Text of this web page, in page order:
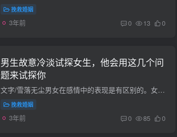
挽救婚姻
3年前 0 13 0
男生故意冷淡试探女生，他会用这几个问
题来试探你
文字/雪落无尘男女在感情中的表现是有区别的。女人对待感情非常细腻，注重小细节和感情。女人也更容易陷入感情。当然，面对感情不和，女人的表现其实比男人更果断。一旦不爱对方，女人肯定会主...
挽救婚姻
3年前 0 85 0